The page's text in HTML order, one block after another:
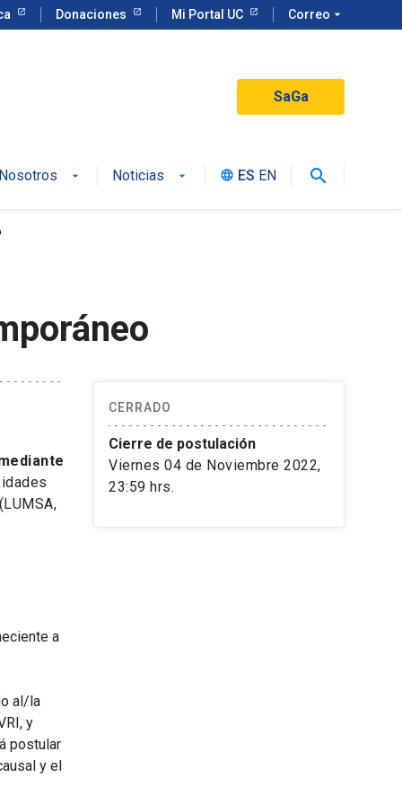
Donaciones Mi Portal UC Correo arrow_drop_down
SaGa
Nosotros Noticias language ES EN search
a
al/la
y
postular
y el
CERRADO
Cierre de postulación
Viernes 04 de Noviembre 2022,
23:59 hrs.